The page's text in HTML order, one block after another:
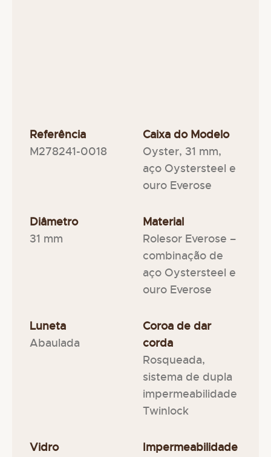
Referência
M278241-0018
Caixa do Modelo
Oyster, 31 mm,
aço Oystersteel e
ouro Everose
Diâmetro
31 mm
Material
Rolesor Everose –
combinação de
aço Oystersteel e
ouro Everose
Luneta
Abaulada
Coroa de dar
corda
Rosqueada,
sistema de dupla
impermeabilidade
Twinlock
Vidro
Impermeabilidade